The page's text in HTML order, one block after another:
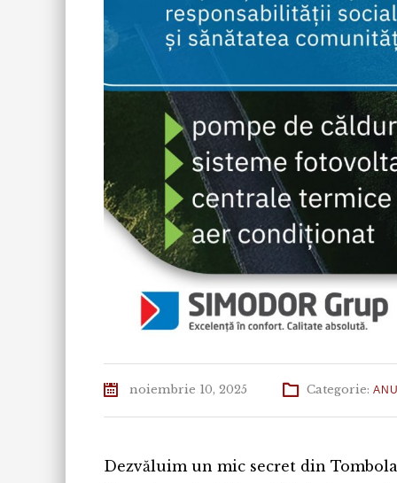
noiembrie 10, 2025 Categorie:
Dezvăluim un mic secret din